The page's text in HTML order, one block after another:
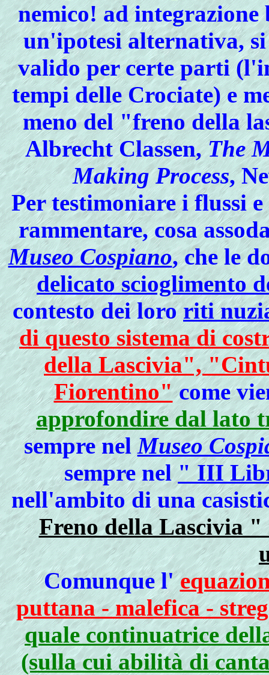
nemico! ad
un'ipotesi alternativa,
valido per certe parti
tempi delle Crociate) e
meno del "freno della
Albrecht Classen,The
Making Process,
Per testimoniare i flussi
rammentare, cosa
Museo Cospiano, che le
delicato scioglimento
contesto dei lororiti
di questo sistema di
della Lascivia",
Fiorentino"come
approfondire dal lato
sempre nelMuseo
sempre nel" III
nell'ambito di una
Freno della Lascivia "
Comunque l'
puttana - malefica -
quale continuatrice
(sulla cui abilità di